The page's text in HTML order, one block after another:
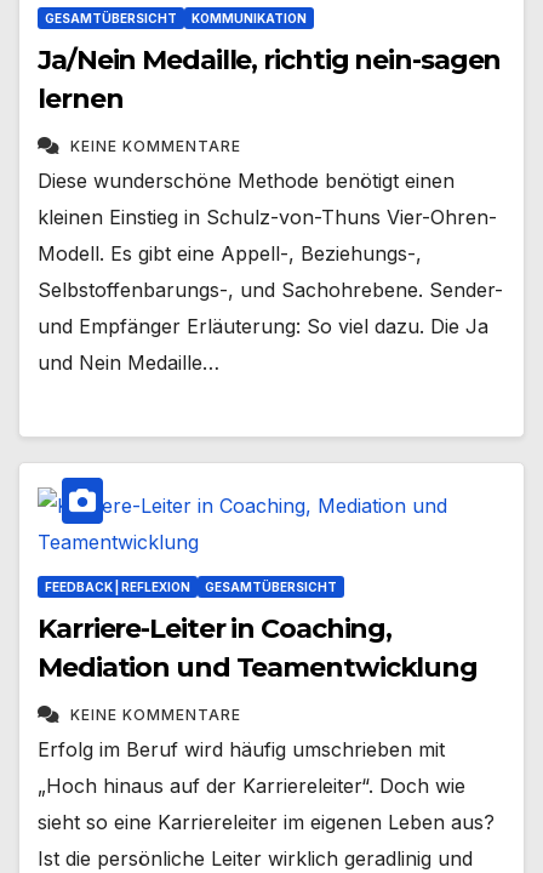
GESAMTÜBERSICHT KOMMUNIKATION
Ja/Nein Medaille, richtig nein-sagen
lernen
KEINE KOMMENTARE
Diese wunderschöne Methode benötigt einen
kleinen Einstieg in Schulz-von-Thuns Vier-Ohren-
Modell. Es gibt eine Appell-, Beziehungs-,
Selbstoffenbarungs-, und Sachohrebene. Sender-
und Empfänger Erläuterung: So viel dazu. Die Ja
und Nein Medaille…
FEEDBACK | REFLEXION GESAMTÜBERSICHT
Karriere-Leiter in Coaching,
Mediation und Teamentwicklung
KEINE KOMMENTARE
Erfolg im Beruf wird häufig umschrieben mit
„Hoch hinaus auf der Karriereleiter“. Doch wie
sieht so eine Karriereleiter im eigenen Leben aus?
Ist die persönliche Leiter wirklich geradlinig und